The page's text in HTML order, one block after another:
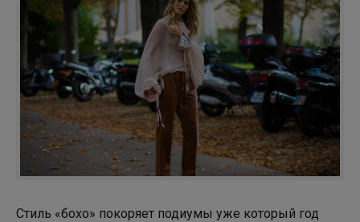
Стиль «бохо» покоряет подиумы уже который год